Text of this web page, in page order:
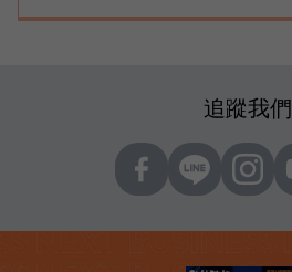
追蹤我們